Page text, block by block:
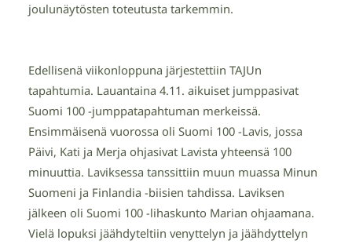
joulunäytösten toteutusta tarkemmin.
Edellisenä viikonloppuna järjestettiin TAJUn
tapahtumia. Lauantaina 4.11. aikuiset jumppasivat
Suomi 100 -jumppatapahtuman merkeissä.
Ensimmäisenä vuorossa oli Suomi 100 -Lavis, jossa
Päivi, Kati ja Merja ohjasivat Lavista yhteensä 100
minuuttia. Laviksessa tanssittiin muun muassa Minun
Suomeni ja Finlandia -biisien tahdissa. Laviksen
jälkeen oli Suomi 100 -lihaskunto Marian ohjaamana.
Vielä lopuksi jäähdyteltiin venyttelyn ja jäähdyttelyn